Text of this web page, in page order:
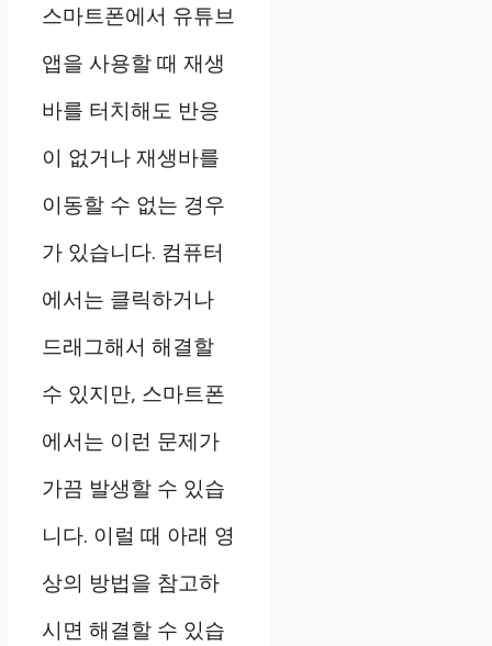
스마트폰에서 유튜브
앱을 사용할 때 재생
바를 터치해도 반응
이 없거나 재생바를
이동할 수 없는 경우
가 있습니다. 컴퓨터
에서는 클릭하거나
드래그해서 해결할
수 있지만, 스마트폰
에서는 이런 문제가
가끔 발생할 수 있습
니다. 이럴 때 아래 영
상의 방법을 참고하
시면 해결할 수 있습